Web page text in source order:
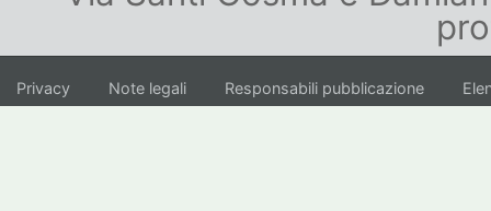
Privacy Note legali Responsabili pubblicazione